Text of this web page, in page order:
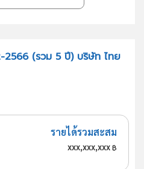
2566 (รวม 5 ปี) บริษัท ไทย
รายได้รวมสะสม
xxx,xxx,xxx฿